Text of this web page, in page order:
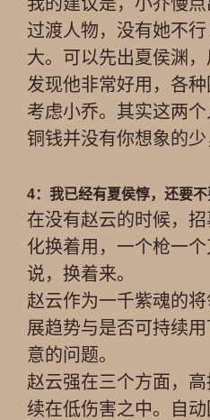
过渡人物，没有她不
大。可以先出夏侯渊
发现他非常好用，各
考虑小乔。其实这两个
铜钱并没有你想象的少
4：我已经有夏侯惇，还要不
在没有赵云的时候，
化换着用，一个枪一
说，换着来。
赵云作为一千紫魂的
展趋势与是否可持续
意的问题。
赵云强在三个方面，
续在低伤害之中。自